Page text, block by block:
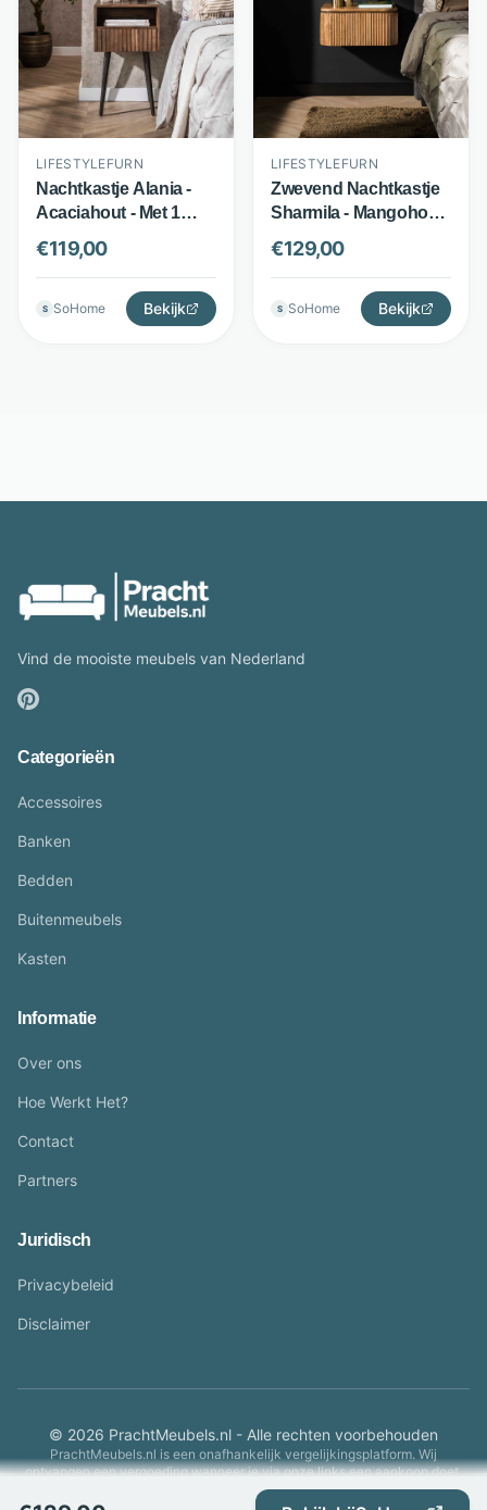
LIFESTYLEFURN
Nachtkastje Alania -
Acaciahout - Met 1
lade en open vak -
Bruin - LifestyleFurn
€119,00
S SoHome Bekijk
LIFESTYLEFURN
Zwevend Nachtkastje
Sharmila - Mangohout
- 1 lade - Bruin -
LifestyleFurn
€129,00
S SoHome Bekijk
Vind de mooiste meubels van Nederland
Categorieën
Accessoires
Banken
Bedden
Buitenmeubels
Kasten
Informatie
Over ons
Hoe Werkt Het?
Contact
Partners
Juridisch
Privacybeleid
Disclaimer
© 2026 PrachtMeubels.nl - Alle rechten voorbehouden
PrachtMeubels.nl is een onafhankelijk vergelijkingsplatform. Wij
ontvangen een vergoeding wanneer je via onze links een aankoop doet.